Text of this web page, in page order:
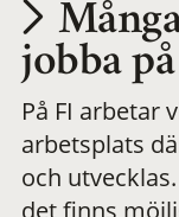
flexibel
jobba
På FI arbetar
arbetsplats
och
det finns